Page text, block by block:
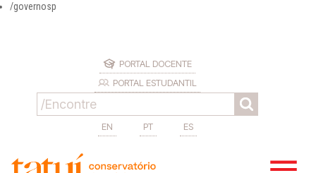
/governosp
PORTAL DOCENTE
PORTAL ESTUDANTIL
EN PT ES